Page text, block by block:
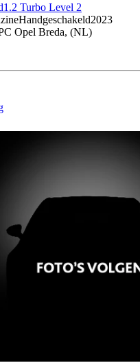
1.2 Turbo Level 2
Handgeschakeld2023
Opel Breda, (NL)